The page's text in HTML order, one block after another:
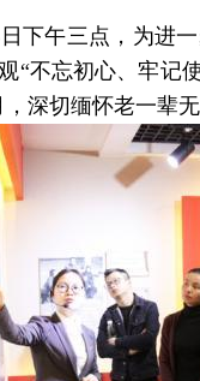
下午三点，为进
“不忘初心、牢
深切缅怀老一辈